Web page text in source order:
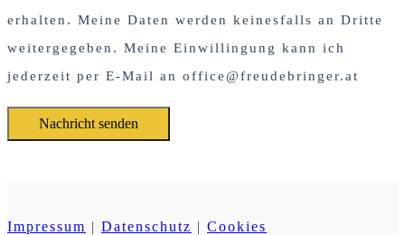
erhalten. Meine Daten werden keinesfalls an Dritte
weitergegeben. Meine Einwillingung kann ich
jederzeit per E-Mail an office@freudebringer.at
Impressum | Datenschutz | Cookies